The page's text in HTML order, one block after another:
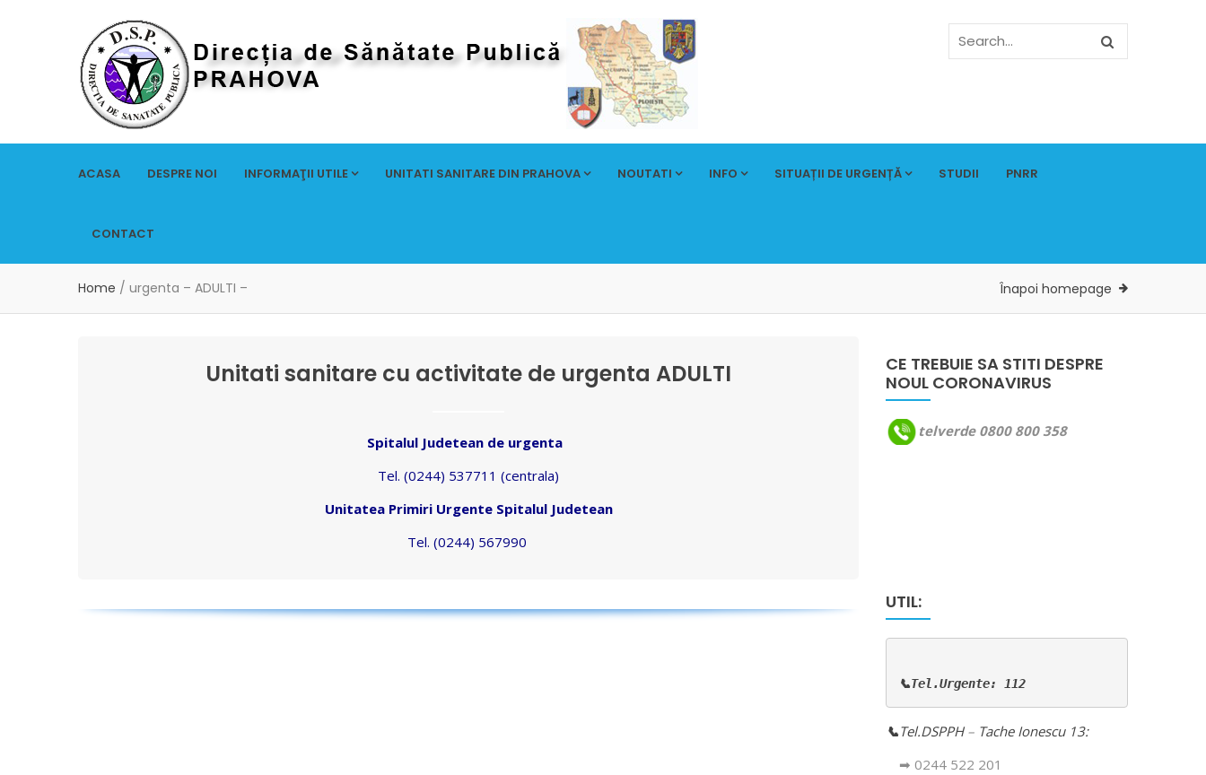
ACASA DESPRE NOI INFORMAŢII UTILE UNITATI SANITARE DIN PRAHOVA NOUTATI INFO SITUAȚII DE URGENȚĂ STUDII PNRR
CONTACT
Home / urgenta – ADULTI – Înapoi homepage
Unitati sanitare cu activitate de urgenta ADULTI
Spitalul Judetean de urgenta
Tel. (0244) 537711 (centrala)
Unitatea Primiri Urgente Spitalul Judetean
Tel. (0244) 567990
CE TREBUIE SA STITI DESPRE
NOUL CORONAVIRUS
telverde 0800 800 358
UTIL:
📞Tel.Urgente: 112
📞Tel.DSPPH – Tache Ionescu 13:
➡ 0244 522 201